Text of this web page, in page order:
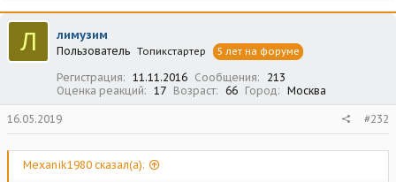
к
ц
и
и
Л лимузим
Пользователь Топикстартер 5 лет на форуме
Регистрация 11.11.2016 Сообщения
213
Оценка реакций
17 Возраст 66 Город Москва
16.05.2019 #232
Mexanik1980 сказал(а):